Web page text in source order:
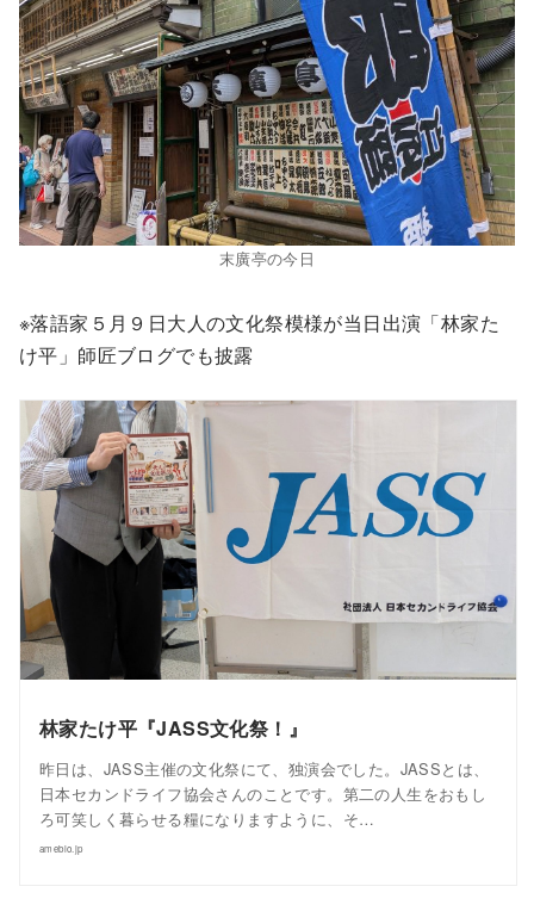
末廣亭の今日
※落語家５月９日大人の文化祭模様が当日出演「林家た
け平」師匠ブログでも披露
林家たけ平『JASS文化祭！』
昨日は、JASS主催の文化祭にて、独演会でした。JASSとは、
日本セカンドライフ協会さんのことです。第二の人生をおもし
ろ可笑しく暮らせる糧になりますように、そ…
ameblo.jp